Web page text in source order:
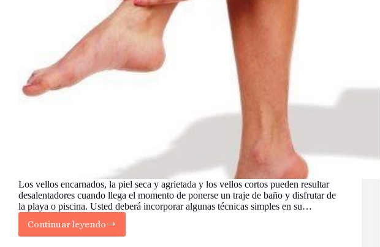
Los vellos encarnados, la piel seca y agrietada y los vellos cortos pueden resultar
desalentadores cuando llega el momento de ponerse un traje de baño y disfrutar de
la playa o piscina. Usted deberá incorporar algunas técnicas simples en su…
Continuar leyendo
Cómo
tener